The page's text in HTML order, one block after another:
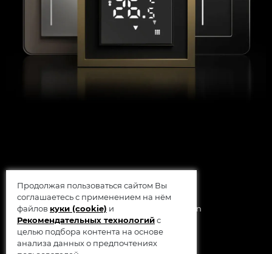
© 2014 - 2026 Werkel AB, Sweden
Продолжая пользоваться сайтом Вы
соглашаетесь с применением на нём
файлов куки (cookie) и
Рекомендательных технологийс
целью подбора контента на основе
анализа данных о предпочтениях